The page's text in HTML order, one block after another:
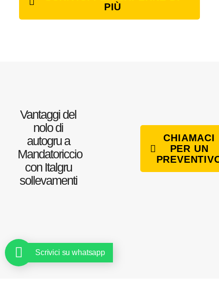
PIÙ
Vantaggi del
nolo di
autogru a
Mandatoriccio
con Italgru
sollevamenti
CHIAMACI
PER UN
Scrivici su whatsapp